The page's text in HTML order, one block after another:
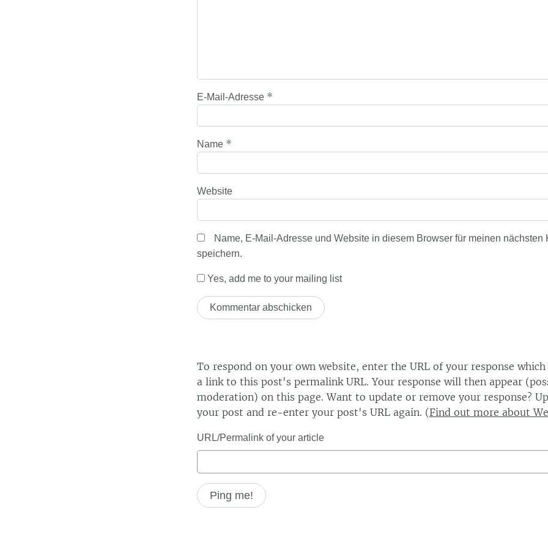
E-Mail-Adresse *
Name *
Website
Name, E-Mail-Adresse und Website in diesem Browser für meinen nächsten
speichern.
Yes, add me to your mailing list
To respond on your own website, enter the URL of your response
a link to this post's permalink URL. Your response will then appear
moderation) on this page. Want to update or remove your response?
your post and re-enter your post's URL again. (Find out more about
URL/Permalink of your article